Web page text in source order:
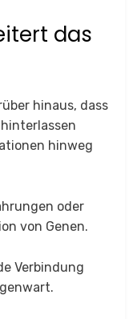
das
hinaus, dass
hinweg
oder
von Genen.
Verbindung